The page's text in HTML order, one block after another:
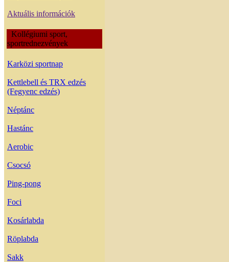
Aktuális információk
Kollégiumi sport,
sportrednezvények
Karközi sportnap
Kettlebell és TRX edzés
(Fegyenc edzés)
Néptánc
Hastánc
Aerobic
Csocsó
Ping-pong
Foci
Kosárlabda
Röplabda
Sakk